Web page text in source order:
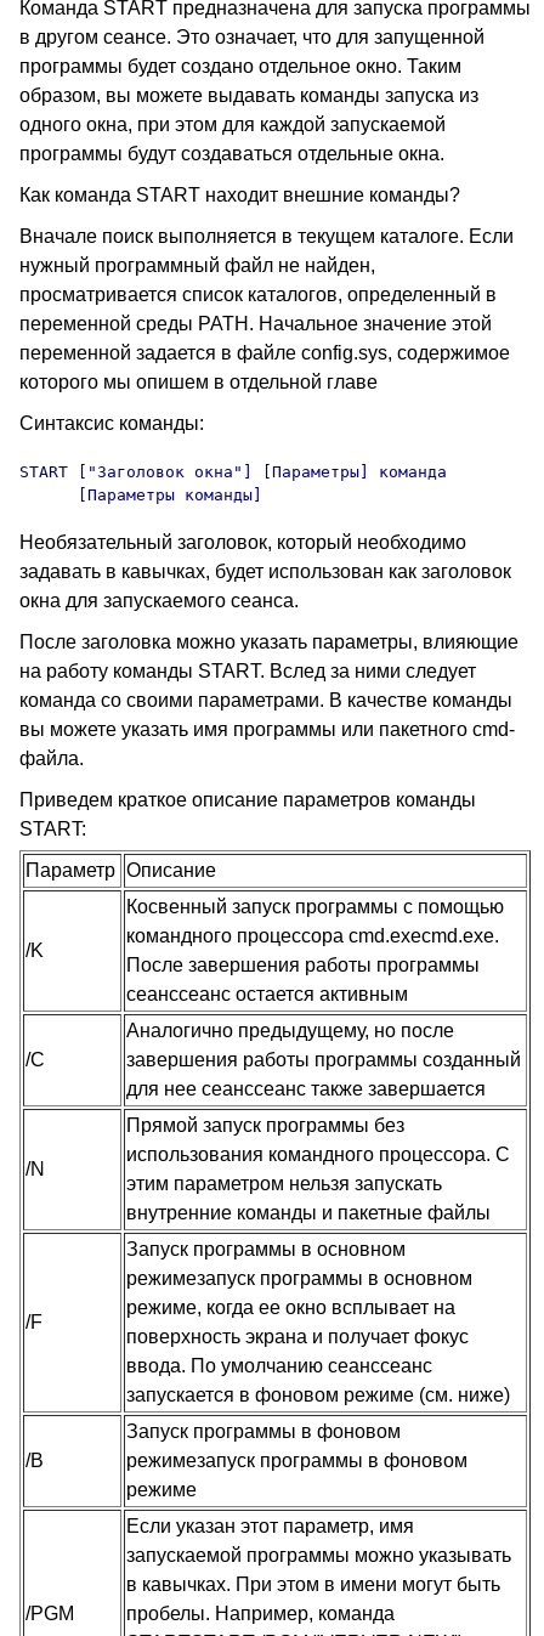
Команда START предназначена для запуска программы
в другом сеансе. Это означает, что для запущенной
программы будет создано отдельное окно. Таким
образом, вы можете выдавать команды запуска из
одного окна, при этом для каждой запускаемой
программы будут создаваться отдельные окна.
Как команда START находит внешние команды?
Вначале поиск выполняется в текущем каталоге. Если
нужный программный файл не найден,
просматривается список каталогов, определенный в
переменной среды PATH . Начальное значение этой
переменной задается в файле config.sys, содержимое
которого мы опишем в отдельной главе
Синтаксис команды:
START ["Заголовок окна"] [Параметры] команда
      [Параметры команды]
Необязательный заголовок, который необходимо
задавать в кавычках, будет использован как заголовок
окна для запускаемого сеанса.
После заголовка можно указать параметры, влияющие
на работу команды START. Вслед за ними следует
команда со своими параметрами. В качестве команды
вы можете указать имя программы или пакетного cmd-
файла.
Приведем краткое описание параметров команды
START:
Параметр Описание
/K
Косвенный запуск программы с помощью
командного процессора cmd.execmd.exe.
После завершения работы программы
сеанссеанс остается активным
/C
Аналогично предыдущему, но после
завершения работы программы созданный
для нее сеанссеанс также завершается
/N
Прямой запуск программы без
использования командного процессора. С
этим параметром нельзя запускать
внутренние команды и пакетные файлы
/F
Запуск программы в основном
режимезапуск программы в основном
режиме, когда ее окно всплывает на
поверхность экрана и получает фокус
ввода. По умолчанию сеанссеанс
запускается в фоновом режиме (см. ниже)
/B
Запуск программы в фоновом
режимезапуск программы в фоновом
режиме
/PGM
Если указан этот параметр, имя
запускаемой программы можно указывать
в кавычках. При этом в имени могут быть
пробелы. Например, команда